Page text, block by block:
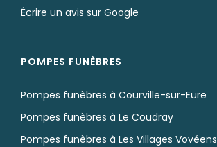
Écrire un avis sur Google
POMPES FUNÈBRES
Pompes funèbres à Courville-sur-Eure
Pompes funèbres à Le Coudray
Pompes funèbres à Les Villages Vovéens